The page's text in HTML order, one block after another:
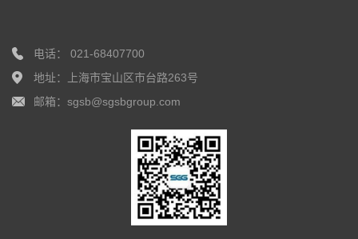
电话： 021-68407700
地址：上海市宝山区市台路263号
邮箱：sgsb@sgsbgroup.com